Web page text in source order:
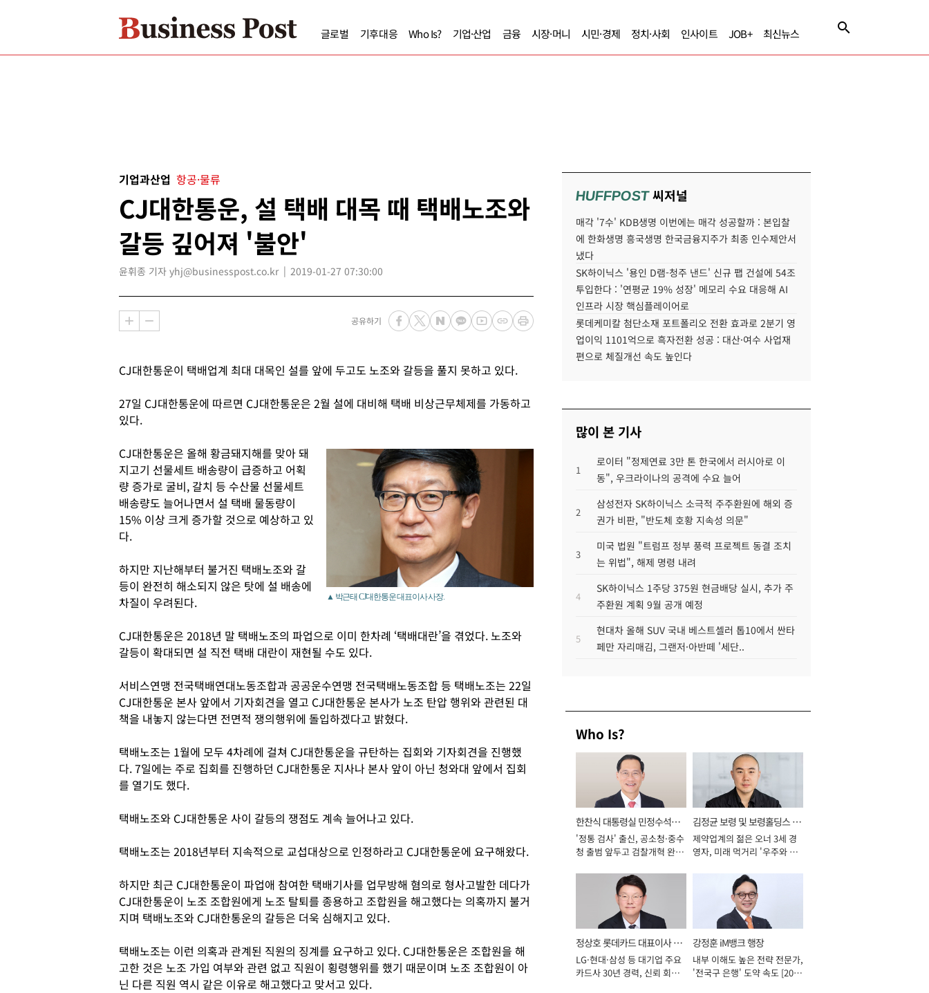
글로벌 기후대응 Who Is? 기업·산업 금융 시장·머니 시민·경제 정치·사회 인사이트 JOB+ 최신뉴스
기업과산업 항공·물류
CJ대한통운, 설 택배 대목 때 택배노조와
갈등 깊어져 '불안'
윤휘종 기자 yhj@businesspost.co.kr 2019-01-27 07:30:00
공유하기
CJ대한통운이 택배업계 최대 대목인 설를 앞에 두고도 노조와 갈등을 풀지 못하고 있다.
27일 CJ대한통운에 따르면 CJ대한통운은 2월 설에 대비해 택배 비상근무체제를 가동하고
있다.
▲ 박근태 CJ대한통운 대표이사 사장.
CJ대한통운은 올해 황금돼지해를 맞아 돼
지고기 선물세트 배송량이 급증하고 어획
량 증가로 굴비, 갈치 등 수산물 선물세트
배송량도 늘어나면서 설 택배 물동량이
15% 이상 크게 증가할 것으로 예상하고 있
다.
하지만 지난해부터 불거진 택배노조와 갈
등이 완전히 해소되지 않은 탓에 설 배송에
차질이 우려된다.
CJ대한통운은 2018년 말 택배노조의 파업으로 이미 한차례 ‘택배대란’을 겪었다. 노조와
갈등이 확대되면 설 직전 택배 대란이 재현될 수도 있다.
서비스연맹 전국택배연대노동조합과 공공운수연맹 전국택배노동조합 등 택배노조는 22일
CJ대한통운 본사 앞에서 기자회견을 열고 CJ대한통운 본사가 노조 탄압 행위와 관련된 대
책을 내놓지 않는다면 전면적 쟁의행위에 돌입하겠다고 밝혔다.
택배노조는 1월에 모두 4차례에 걸쳐 CJ대한통운을 규탄하는 집회와 기자회견을 진행했
다. 7일에는 주로 집회를 진행하던 CJ대한통운 지사나 본사 앞이 아닌 청와대 앞에서 집회
를 열기도 했다.
택배노조와 CJ대한통운 사이 갈등의 쟁점도 계속 늘어나고 있다.
택배노조는 2018년부터 지속적으로 교섭대상으로 인정하라고 CJ대한통운에 요구해왔다.
하지만 최근 CJ대한통운이 파업애 참여한 택배기사를 업무방해 혐의로 형사고발한 데다가
CJ대한통운이 노조 조합원에게 노조 탈퇴를 종용하고 조합원을 해고했다는 의혹까지 불거
지며 택배노조와 CJ대한통운의 갈등은 더욱 심해지고 있다.
택배노조는 이런 의혹과 관계된 직원의 징계를 요구하고 있다. CJ대한통운은 조합원을 해
고한 것은 노조 가입 여부와 관련 없고 직원이 횡령행위를 했기 때문이며 노조 조합원이 아
닌 다른 직원 역시 같은 이유로 해고했다고 맞서고 있다.
HUFFPOST씨저널
매각 '7수' KDB생명 이번에는 매각 성공할까 : 본입찰
에 한화생명 흥국생명 한국금융지주가 최종 인수제안서
냈다
SK하이닉스 '용인 D램-청주 낸드' 신규 팹 건설에 54조
투입한다 : '연평균 19% 성장' 메모리 수요 대응해 AI
인프라 시장 핵심플레이어로
롯데케미칼 첨단소재 포트폴리오 전환 효과로 2분기 영
업이익 1101억으로 흑자전환 성공 : 대산·여수 사업재
편으로 체질개선 속도 높인다
많이 본 기사
1
로이터 "정제연료 3만 톤 한국에서 러시아로 이
동", 우크라이나의 공격에 수요 늘어
2
삼성전자 SK하이닉스 소극적 주주환원에 해외 증
권가 비판, "반도체 호황 지속성 의문"
3
미국 법원 "트럼프 정부 풍력 프로젝트 동결 조치
는 위법", 해제 명령 내려
4
SK하이닉스 1주당 375원 현금배당 실시, 추가 주
주환원 계획 9월 공개 예정
5
현대차 올해 SUV 국내 베스트셀러 톱10에서 싼타
페만 자리매김, 그랜저·아반떼 '세단..
Who Is?
한찬식 대통령실 민정수석비
서관
'정통 검사' 출신, 공소청·중수
청 출범 앞두고 검찰개혁 완수
김정균 보령 및 보령홀딩스 대
표이사 사장
제약업계의 젊은 오너 3세 경
영자, 미래 먹거리 '우주와 헬
정상호 롯데카드 대표이사 사
장
LG·현대·삼성 등 대기업 주요
카드사 30년 경력, 신뢰 회복
강정훈 iM뱅크 행장
내부 이해도 높은 전략 전문가,
'전국구 은행' 도약 속도 [2026